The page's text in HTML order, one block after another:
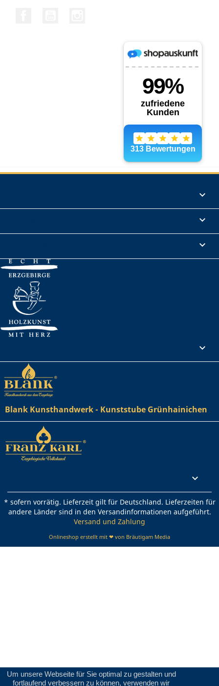
Um unsere Webseite für Sie optimal zu gestalten und
fortlaufend verbessern zu können, verwenden wir




Blank Kunsthandwerk - Kunststube Grünhainichen

* sofern vorrätig. Lieferzeit gilt für Deutschland. Lieferzeiten für
andere Länder sind in den Versandinformationen aufgeführt.
Versand und Zahlung
Onlineshop erstellt mit ❤ von Bräutigam Media